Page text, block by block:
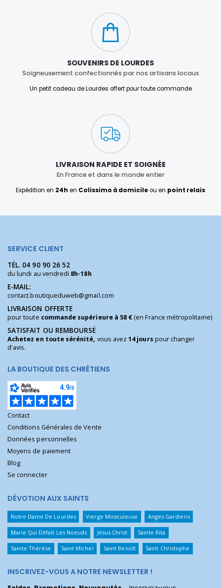
SOUVENIRS DE LOURDES
Soigneusement confectionnés par nos artisans locaux
Un petit cadeau de Lourdes offert pour toute commande
LIVRAISON RAPIDE ET SOIGNÉE
En France et dans le monde entier
Expédition en 24h en Colissimo à domicileou en point relais
SERVICE CLIENT
TÉL. 04 90 90 26 52
du lundi au vendredi 8h-18h
E-MAIL:
contact.boutiqueduweb@gmail.com
LIVRAISON OFFERTE
pour toute commande supérieure à 58 €(en France métropolitaine)
SATISFAIT OU REMBOURSÉ
Achetez en toute sérénité, vous avez14 jours pour changer
d'avis.
LA BOUTIQUE DES CHRÉTIENS
Contact
Conditions Générales de Vente
Données personnelles
Moyens de paiement
Blog
Se connecter
DÉVOTION AUX SAINTS
Notre Dame De Lourdes Vierge Miraculeuse Anges Gardiens
Marie Qui Défait Les Noeuds Jésus Christ Sainte Rita
Sainte Thérèse Saint Michel Saint Benoît Saint Christophe
INSCRIVEZ-VOUS A NOTRE NEWSLETTER !